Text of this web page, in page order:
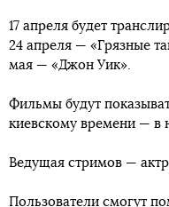
17 апреля будет
24 апреля — «Грязные
мая — «Джон Уик».
Фильмы будут
киевскому времени — в
Ведущая стримов —
Пользователи смогут